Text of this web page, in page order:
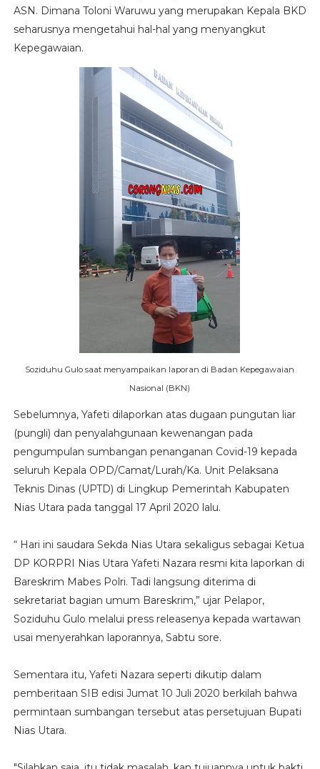
ASN. Dimana Toloni Waruwu yang merupakan Kepala BKD
seharusnya mengetahui hal-hal yang menyangkut
Kepegawaian.
Soziduhu Gulo saat menyampaikan laporan di Badan Kepegawaian
Nasional (BKN)
Sebelumnya, Yafeti dilaporkan atas dugaan pungutan liar
(pungli) dan penyalahgunaan kewenangan pada
pengumpulan sumbangan penanganan Covid-19 kepada
seluruh Kepala OPD/Camat/Lurah/Ka. Unit Pelaksana
Teknis Dinas (UPTD) di Lingkup Pemerintah Kabupaten
Nias Utara pada tanggal 17 April 2020 lalu.
“ Hari ini saudara Sekda Nias Utara sekaligus sebagai Ketua
DP KORPRI Nias Utara Yafeti Nazara resmi kita laporkan di
Bareskrim Mabes Polri. Tadi langsung diterima di
sekretariat bagian umum Bareskrim,” ujar Pelapor,
Soziduhu Gulo melalui press releasenya kepada wartawan
usai menyerahkan laporannya, Sabtu sore.
Sementara itu, Yafeti Nazara seperti dikutip dalam
pemberitaan SIB edisi Jumat 10 Juli 2020 berkilah bahwa
permintaan sumbangan tersebut atas persetujuan Bupati
Nias Utara.